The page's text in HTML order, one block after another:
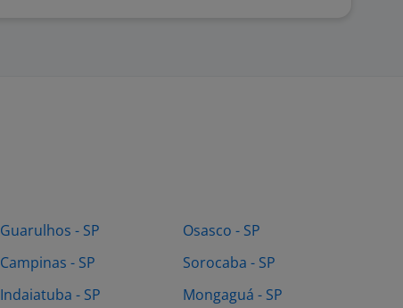
Guarulhos - SP
Campinas - SP
Indaiatuba - SP
Osasco - SP
Sorocaba - SP
Mongaguá - SP